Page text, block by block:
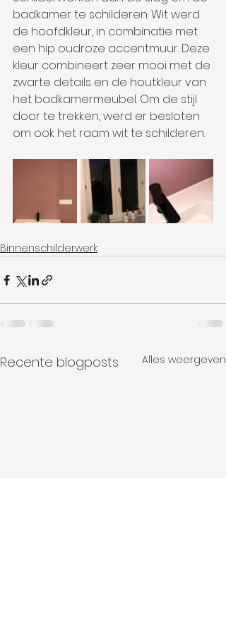
badkamer te schilderen. Wit werd
de hoofdkleur, in combinatie met
een hip oudroze accentmuur. Deze
kleur combineert zeer mooi met de
zwarte details en de houtkleur van
het badkamermeubel. Om de stijl
door te trekken, werd er besloten
om ook het raam wit te schilderen.
Binnenschilderwerk
Recente blogposts Alles weergeven